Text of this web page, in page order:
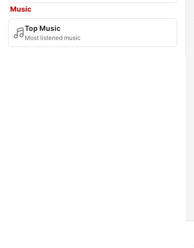
Music
Top Music
Most listened music